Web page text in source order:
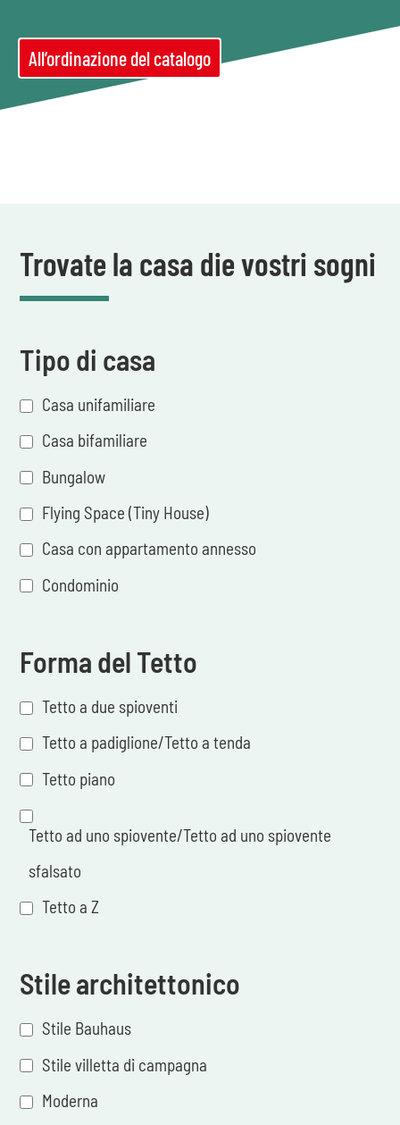
All’ordinazione del catalogo
Trovate la casa die vostri sogni
Tipo di casa
Casa unifamiliare
Casa bifamiliare
Bungalow
Flying Space (Tiny House)
Casa con appartamento annesso
Condominio
Forma del Tetto
Tetto a due spioventi
Tetto a padiglione/Tetto a tenda
Tetto piano
Tetto ad uno spiovente/Tetto ad uno spiovente
sfalsato
Tetto a Z
Stile architettonico
Stile Bauhaus
Stile villetta di campagna
Moderna